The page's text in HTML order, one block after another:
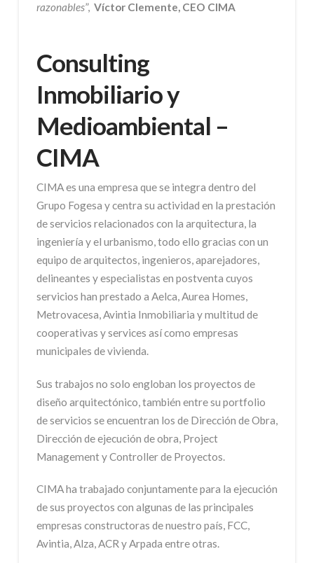
razonables”, Víctor Clemente, CEO CIMA
Consulting
Inmobiliario y
Medioambiental –
CIMA
CIMA es una empresa que se integra dentro del
Grupo Fogesa y centra su actividad en la prestación
de servicios relacionados con la arquitectura, la
ingeniería y el urbanismo, todo ello gracias con un
equipo de arquitectos, ingenieros, aparejadores,
delineantes y especialistas en postventa cuyos
servicios han prestado a Aelca, Aurea Homes,
Metrovacesa, Avintia Inmobiliaria y multitud de
cooperativas y services así como empresas
municipales de vivienda.
Sus trabajos no solo engloban los proyectos de
diseño arquitectónico, también entre su portfolio
de servicios se encuentran los de Dirección de Obra,
Dirección de ejecución de obra, Project
Management y Controller de Proyectos.
CIMA ha trabajado conjuntamente para la ejecución
de sus proyectos con algunas de las principales
empresas constructoras de nuestro país, FCC,
Avintia, Alza, ACR y Arpada entre otras.